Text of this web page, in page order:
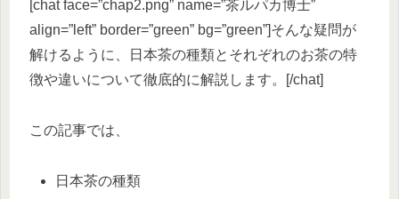
[chat face=”chap2.png” name=”茶ルパカ博士”
align=”left” border=”green” bg=”green”]そんな疑問が
解けるように、日本茶の種類とそれぞれのお茶の特
徴や違いについて徹底的に解説します。[/chat]
この記事では、
日本茶の種類